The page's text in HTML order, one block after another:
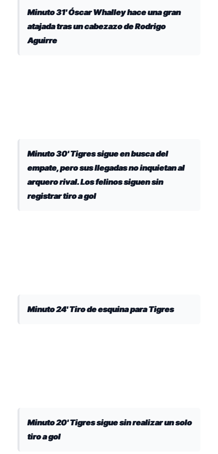
Minuto 31' Óscar Whalley hace una gran
atajada tras un cabezazo de Rodrigo
Aguirre
Minuto 30' Tigres sigue en busca del
empate, pero sus llegadas no inquietan al
arquero rival. Los felinos siguen sin
registrar tiro a gol
Minuto 24' Tiro de esquina para Tigres
Minuto 20' Tigres sigue sin realizar un solo
tiro a gol